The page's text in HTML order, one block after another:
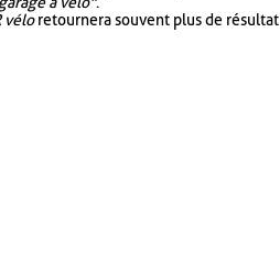
véloretournera souvent plus de résultat